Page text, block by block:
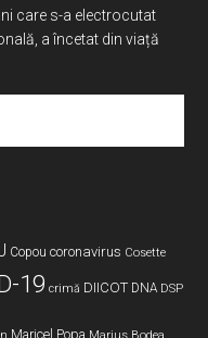
care s-a electrocutat
a încetat din viață
Copou coronavirus Cosette
19 crimă DIICOT DNA DSP
Maricel Popa Marius Bodea